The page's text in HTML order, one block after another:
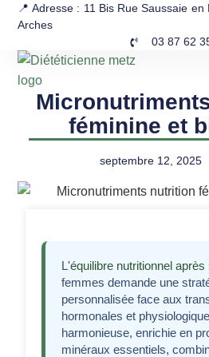
📍 Adresse : 11 Bis Rue Saussaie
Arches
03 87 62
féminine et
septembre 12, 2025
L'équilibre nutritionnel après
femmes demande une
personnalisée face aux
hormonales et
harmonieuse, enrichie en
minéraux essentiels,